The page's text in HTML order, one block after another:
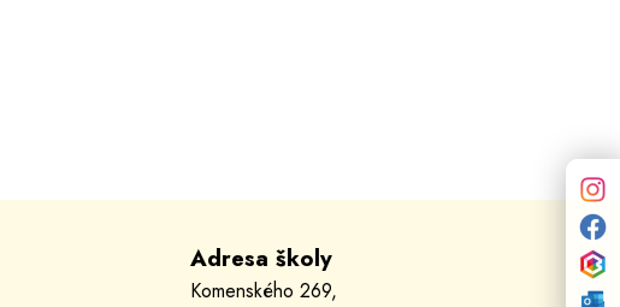
Adresa školy
Komenského 269,